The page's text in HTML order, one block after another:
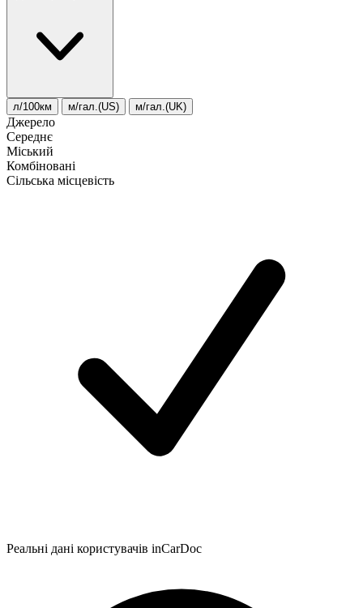
л/100км м/гал.(US) м/гал.(UK)
Джерело
Середнє
Міський
Комбіновані
Сільська місцевість
Реальні дані користувачів inCarDoc